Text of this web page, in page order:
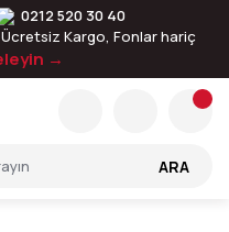
0212 520 30 40
Kargo, Fonlar hariç
→
ARA